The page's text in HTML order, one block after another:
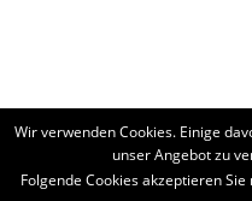
Wir verwenden Cookies. Einige
unser Angebot zu
Folgende Cookies akzeptieren